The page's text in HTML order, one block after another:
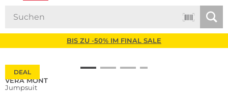
BIS ZU -50% IM FINAL SALE
DEAL
VERA MONT
Jumpsuit